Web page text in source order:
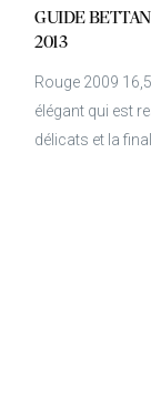
GUIDE
2013
Rouge 2009
élégant qui est
délicats et la